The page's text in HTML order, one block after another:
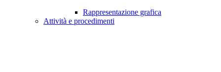
Rappresentazione grafica
Attività e procedimenti